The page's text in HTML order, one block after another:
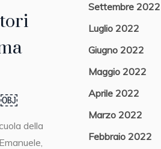
della
Settembre 2022
Luglio 2022
Giugno 2022
Maggio 2022
Aprile 2022
Marzo 2022
Febbraio 2022